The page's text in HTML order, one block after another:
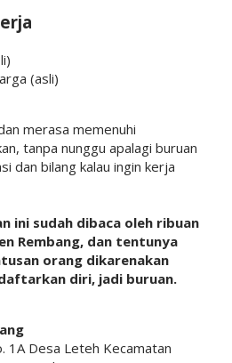
(asli)
merasa memenuhi
tanpa nunggu apalagi buruan
dan bilang kalau ingin kerja
ini sudah dibaca oleh ribuan
Rembang, dan tentunya
orang dikarenakan
diri, jadi buruan.
1A Desa Leteh Kecamatan